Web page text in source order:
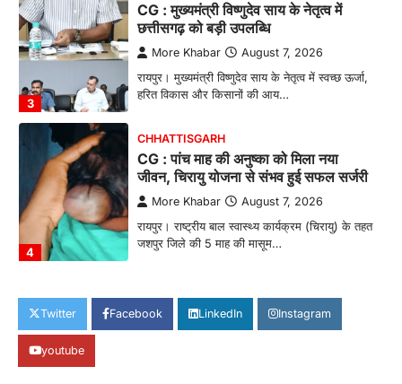
4
CG : पांच माह की अनुष्का को मिला नया
जीवन, चिरायु योजना से संभव हुई सफल सर्जरी
More Khabar August 7, 2026
रायपुर। राष्ट्रीय बाल स्वास्थ्य कार्यक्रम (चिरायु) के तहत
जशपुर जिले की 5 माह की मासूम…
1
CHHATTISGARH
CG: छिपली की दीदियों का कमाल, बकरी
पालन से बढ़ी आय और मजबूत हुआ आत्मविश्वास
More Khabar August 7, 2026
रायपुर। ग्रामीण महिलाओं को आर्थिक रूप से सशक्त
बनाने की दिशा में जिले के नगरी…
CG: 1 से 19 वर्ष तक के बच्चों को निःशुल्क दी
जाएगी एल्बेंडाजोल
Twitter Facebook LinkedIn Instagram
youtube